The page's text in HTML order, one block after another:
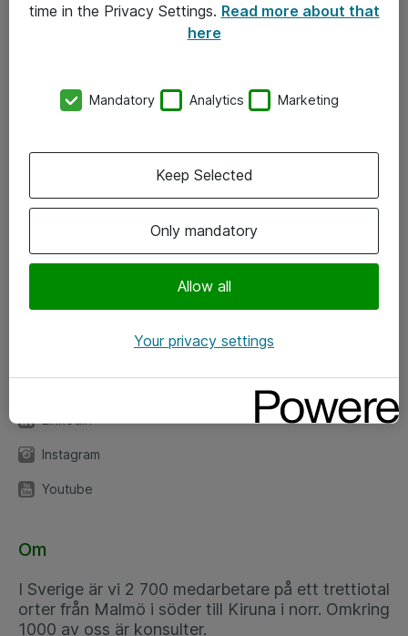
Driftsinformation
kundtjanst@atea.se
Kontor
Linkedin
Instagram
Youtube
Om
I Sverige är vi 2 700 medarbetare på ett trettiotal
orter från Malmö i söder till Kiruna i norr. Omkring
1000 av oss är konsulter.
time in the Privacy Settings. Read more about that
here
Mandatory Analytics Marketing
Only mandatory
Allow all
Keep Selected
Your privacy settings